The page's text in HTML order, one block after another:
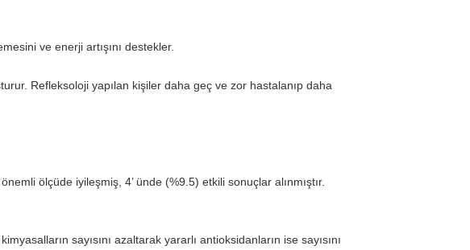
ve enerji artışını destekler.
Refleksoloji yapılan kişiler daha geç ve zor hastalanıp daha
ölçüde iyileşmiş, 4’ ünde (%9.5) etkili sonuçlar alınmıştır.
sayısını azaltarak yararlı antioksidanların ise sayısını